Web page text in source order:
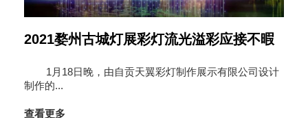
金华2020年春节主题彩灯灯会来啦！
相比去年，今年的春节氛围营造规模更大、范围更广。公
共部位42个重要节点布置彩门或彩灯，相比去年增加了12